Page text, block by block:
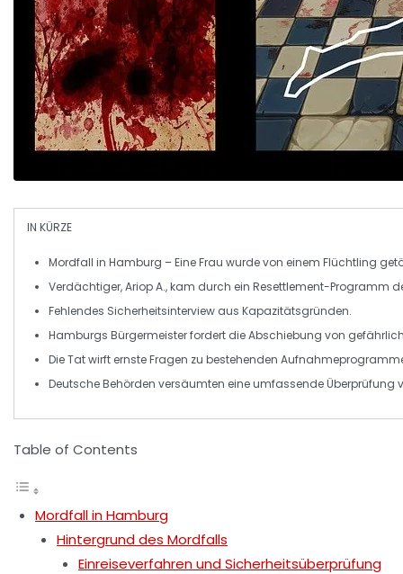
IN KÜRZE
Mordfall in Hamburg – Eine Frau wurde von einem Flüchtling
Verdächtiger, Ariop A., kam durch ein Resettlement-Programm
Fehlendes Sicherheitsinterview aus Kapazitätsgründen.
Hamburgs Bürgermeister fordert dieAbschiebung von
Die Tat wirft ernste Fragen zu bestehenden
Deutsche Behörden versäumten eine umfassende Überprüfung
Table of Contents
Mordfall in Hamburg
Hintergrund des Mordfalls
Einreiseverfahren und Sicherheitsüberprüfung